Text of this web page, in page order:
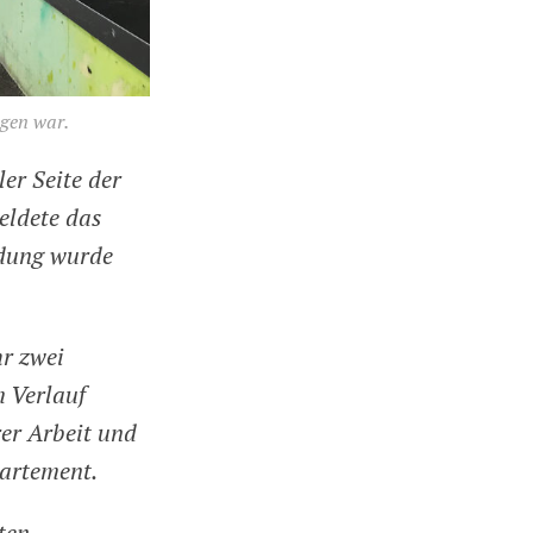
war.
Seite der
das
wurde
zwei
Verlauf
Arbeit und